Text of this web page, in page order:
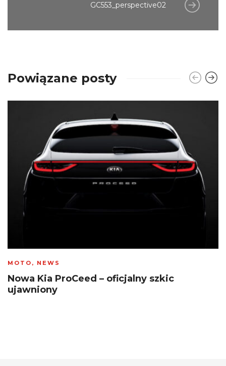
GC553_perspective02
Powiązane posty
MOTO , NEWS
Nowa Kia ProCeed – oficjalny szkic
ujawniony